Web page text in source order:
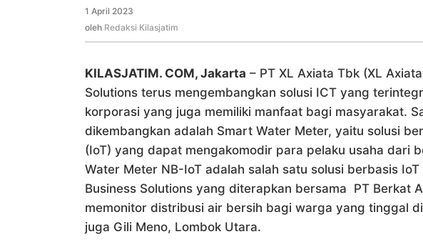
1 April 2023
Redaksi
oleh Redaksi Kilasjatim
KILASJATIM. COM, Jakarta – PT XL Axiata Tbk (XL
Solutions terus mengembangkan solusi ICT yang
korporasi yang juga memiliki manfaat bagi masyarakat.
dikembangkan adalah Smart Water Meter, yaitu solusi
(IoT) yang dapat mengakomodir para pelaku usaha dari
Water Meter NB-IoT adalah salah satu solusi berbasis
Business Solutions yang diterapkan bersama PT Berkat
memonitor distribusi air bersih bagi warga yang tinggal
juga Gili Meno, Lombok Utara.